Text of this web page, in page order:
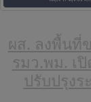
ผส. ลงพื้นที่
รมว.พม. เ
ปรับปรุง